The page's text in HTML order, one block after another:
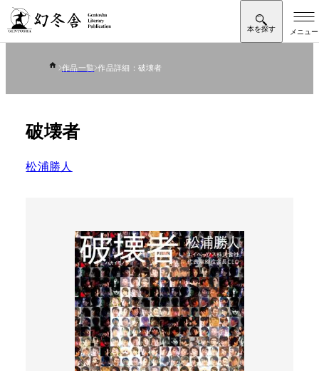
作品一覧 作品詳細：破壊者
破壊者
松浦勝人